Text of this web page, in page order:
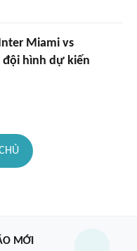
Miami vs
đội hình dự kiến
MỚI